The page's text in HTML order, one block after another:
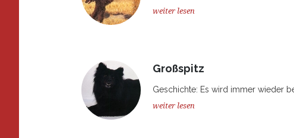
weiter lesen
Großspitz
Geschichte: Es wird immer wieder
weiter lesen